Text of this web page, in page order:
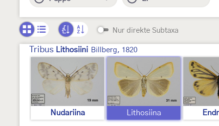
Nur direkte Subtaxa
Tribus Lithosiini Billberg, 1820
Nudariina Lithosiina